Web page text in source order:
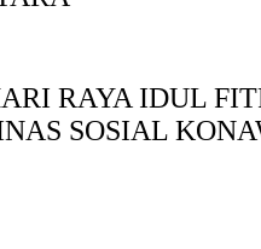
RAYA IDUL
SOSIAL